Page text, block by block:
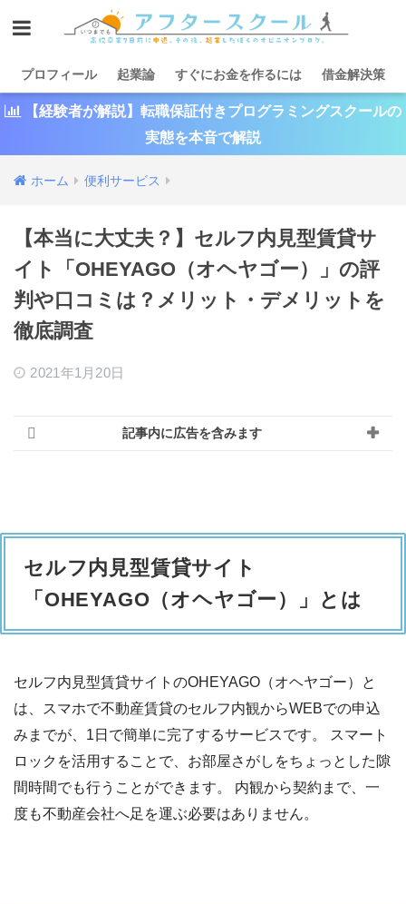
プロフィール 起業論 すぐにお金を作るには 借金解決策
【経験者が解説】転職保証付きプログラミングスクールの
実態を本音で解説
ホーム 便利サービス
【本当に大丈夫？】セルフ内見型賃貸サ
イト「OHEYAGO（オヘヤゴー）」の評
判や口コミは？メリット・デメリットを
徹底調査
2021年1月20日
記事内に広告を含みます
セルフ内見型賃貸サイト
「OHEYAGO（オヘヤゴー）」とは
セルフ内見型賃貸サイトのOHEYAGO（オヘヤゴー）と
は、スマホで不動産賃貸のセルフ内観からWEBでの申込
みまでが、1日で簡単に完了するサービスです。 スマート
ロックを活用することで、お部屋さがしをちょっとした隙
間時間でも行うことができます。 内観から契約まで、一
度も不動産会社へ足を運ぶ必要はありません。